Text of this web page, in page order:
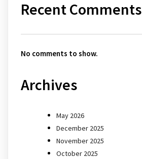
Recent Comments
No comments to show.
Archives
May 2026
December 2025
November 2025
October 2025